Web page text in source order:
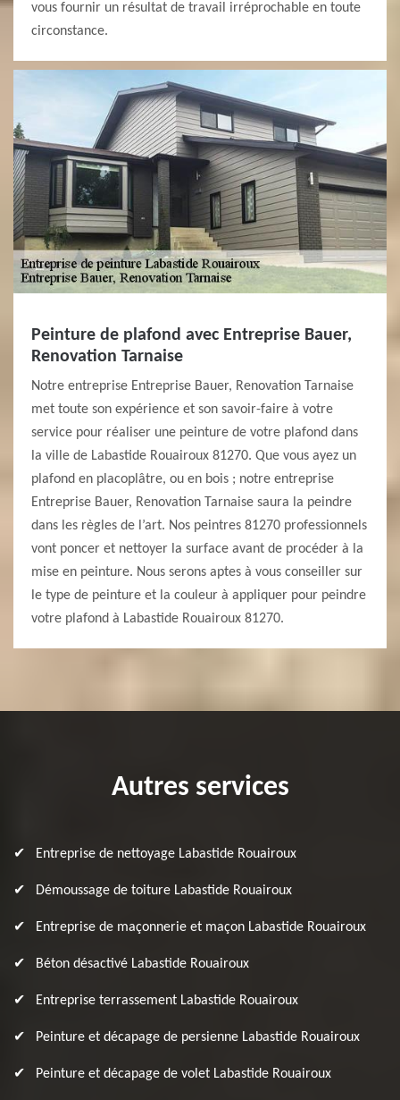
vous fournir un résultat de travail irréprochable en toute
circonstance.
Peinture de plafond avec Entreprise Bauer,
Renovation Tarnaise
Notre entreprise Entreprise Bauer, Renovation Tarnaise
met toute son expérience et son savoir-faire à votre
service pour réaliser une peinture de votre plafond dans
la ville de Labastide Rouairoux 81270. Que vous ayez un
plafond en placoplâtre, ou en bois ; notre entreprise
Entreprise Bauer, Renovation Tarnaise saura la peindre
dans les règles de l’art. Nos peintres 81270 professionnels
vont poncer et nettoyer la surface avant de procéder à la
mise en peinture. Nous serons aptes à vous conseiller sur
le type de peinture et la couleur à appliquer pour peindre
votre plafond à Labastide Rouairoux 81270.
Autres services
Entreprise de nettoyage Labastide Rouairoux
Démoussage de toiture Labastide Rouairoux
Entreprise de maçonnerie et maçon Labastide Rouairoux
Béton désactivé Labastide Rouairoux
Entreprise terrassement Labastide Rouairoux
Peinture et décapage de persienne Labastide Rouairoux
Peinture et décapage de volet Labastide Rouairoux